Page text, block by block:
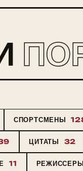
СПОРТСМЕНЫ
ЦИТАТЫ 32
11 РЕЖИССЕРЫ